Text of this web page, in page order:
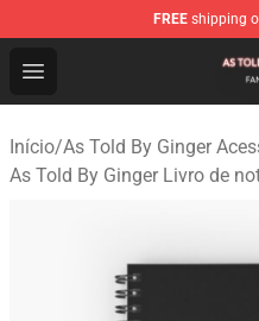
FREE shipping
Open menu
As Told By Ginger
Início/As Told By Ginger
As Told By Ginger Livro de